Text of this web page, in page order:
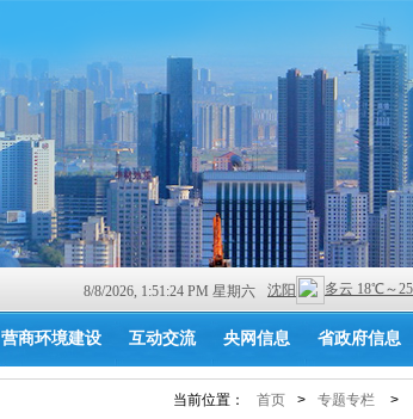
8/8/2026, 1:51:24 PM 星期六
营商环境建设 互动交流 央网信息 省政府信息
当前位置： 首页 > 专题专栏 >